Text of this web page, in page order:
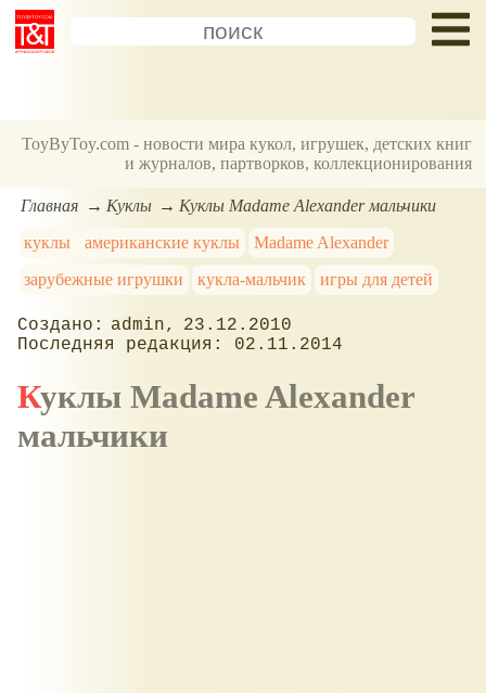
ToyByToy.com - новости мира кукол, игрушек, детских книг
и журналов, партворков, коллекционирования
Главная Куклы
Куклы Madame Alexander мальчики
куклы
американские куклы
Madame Alexander
зарубежные игрушки
кукла-мальчик игры для детей
admin
23.12.2010
02.11.2014
Куклы Madame Alexander
мальчики